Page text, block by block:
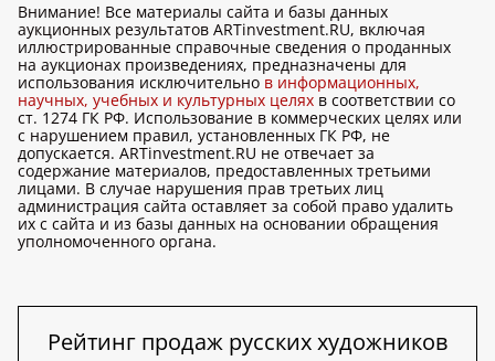
Внимание! Все материалы сайта и базы данных
аукционных результатов ARTinvestment.RU, включая
иллюстрированные справочные сведения о проданных
на аукционах произведениях, предназначены для
использования исключительно в информационных,
научных, учебных и культурных целях в соответствии со
ст. 1274 ГК РФ. Использование в коммерческих целях или
с нарушением правил, установленных ГК РФ, не
допускается. ARTinvestment.RU не отвечает за
содержание материалов, предоставленных третьими
лицами. В случае нарушения прав третьих лиц
администрация сайта оставляет за собой право удалить
их с сайта и из базы данных на основании обращения
уполномоченного органа.
Рейтинг продаж русских художников